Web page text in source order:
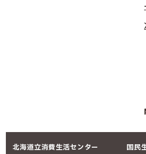
北海道立消費生活センター 国民